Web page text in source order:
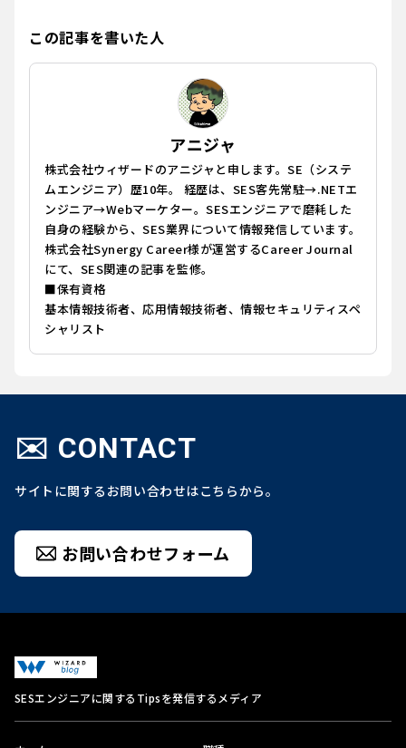
この記事を書いた人
アニジャ
株式会社ウィザードのアニジャと申します。SE（システ
ムエンジニア）歴10年。 経歴は、SES客先常駐→.NETエ
ンジニア→Webマーケター。SESエンジニアで磨耗した
自身の経験から、SES業界について情報発信しています。
株式会社Synergy Career様が運営するCareer Journal
にて、SES関連の記事を監修。
■保有資格
基本情報技術者、応用情報技術者、情報セキュリティスペ
シャリスト
✉️ CONTACT
サイトに関するお問い合わせはこちらから。
お問い合わせフォーム
SESエンジニアに関するTipsを発信するメディア